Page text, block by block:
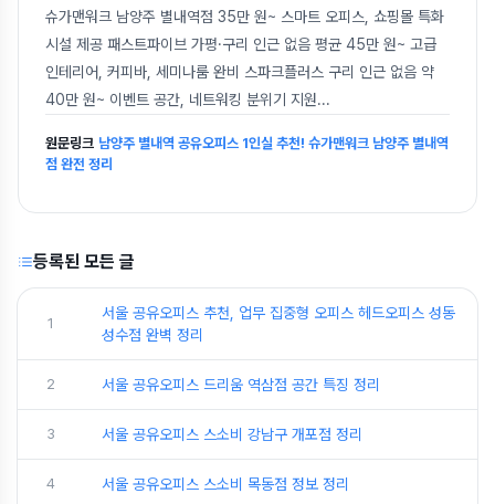
슈가맨워크 남양주 별내역점 35만 원~ 스마트 오피스, 쇼핑몰 특화
시설 제공 패스트파이브 가평·구리 인근 없음 평균 45만 원~ 고급
인테리어, 커피바, 세미나룸 완비 스파크플러스 구리 인근 없음 약
40만 원~ 이벤트 공간, 네트워킹 분위기 지원...
원문링크 남양주 별내역 공유오피스 1인실 추천! 슈가맨워크 남양주 별내역
점 완전 정리
등록된 모든 글
1
서울 공유오피스 추천, 업무 집중형 오피스 헤드오피스 성동
성수점 완벽 정리
2 서울 공유오피스 드리움 역삼점 공간 특징 정리
3 서울 공유오피스 스소비 강남구 개포점 정리
4 서울 공유오피스 스소비 목동점 정보 정리